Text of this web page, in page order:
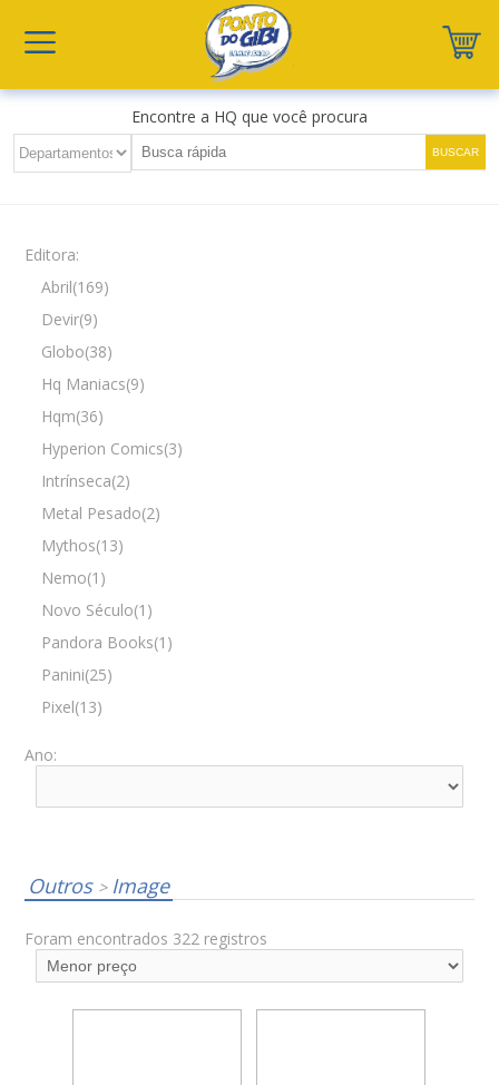
Encontre a HQ que você procura
Editora:
Abril(169)
Devir(9)
Globo(38)
Hq Maniacs(9)
Hqm(36)
Hyperion Comics(3)
Intrínseca(2)
Metal Pesado(2)
Mythos(13)
Nemo(1)
Novo Século(1)
Pandora Books(1)
Panini(25)
Pixel(13)
Ano:
Outros > Image
Foram encontrados 322 registros